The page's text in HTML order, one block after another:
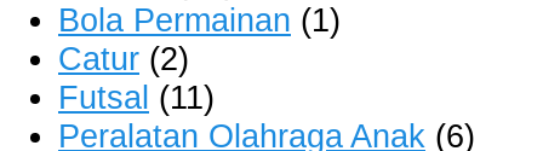
Bola Permainan (1)
Catur (2)
Futsal (11)
Peralatan Olahraga Anak (6)